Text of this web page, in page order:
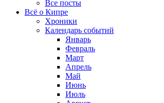
Все посты
Всё о Кипре
Хроники
Календарь событий
Январь
Февраль
Март
Апрель
Май
Июнь
Июль